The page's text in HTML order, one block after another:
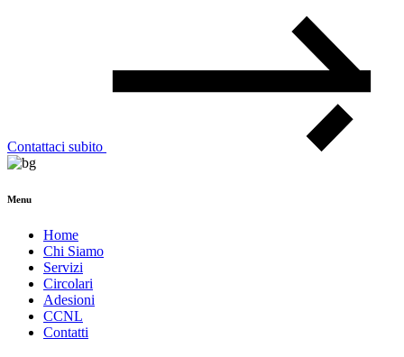
Contattaci subito
Menu
Home
Chi Siamo
Servizi
Circolari
Adesioni
CCNL
Contatti